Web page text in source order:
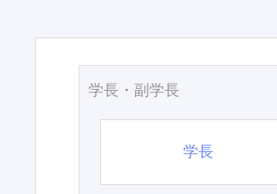
学長・副学長
学長